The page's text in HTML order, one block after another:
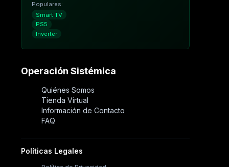
Populares:
Smart TV
PS5
Inverter
Operación Sistémica
Quiénes Somos
Tienda Virtual
Información de Contacto
FAQ
Políticas Legales